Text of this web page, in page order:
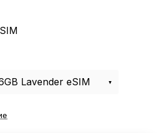
Lavender eSIM